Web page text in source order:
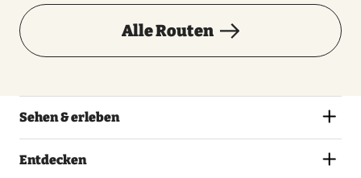
Alle Routen
Sehen & erleben
Entdecken